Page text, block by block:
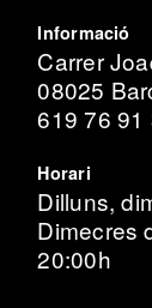
Informació
Carrer
08025
619 76 91
Horari
Dilluns,
Dimecres
20:00h